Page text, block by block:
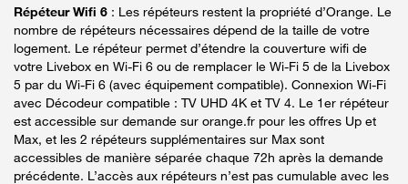
Répéteur Wifi 6 : Les répéteurs restent la propriété d’Orange. Le
nombre de répéteurs nécessaires dépend de la taille de votre
logement. Le répéteur permet d’étendre la couverture wifi de
votre Livebox en Wi-Fi 6 ou de remplacer le Wi-Fi 5 de la Livebox
5 par du Wi-Fi 6 (avec équipement compatible). Connexion Wi-Fi
avec Décodeur compatible : TV UHD 4K et TV 4. Le 1er répéteur
est accessible sur demande sur orange.fr pour les offres Up et
Max, et les 2 répéteurs supplémentaires sur Max sont
accessibles de manière séparée chaque 72h après la demande
précédente. L’accès aux répéteurs n’est pas cumulable avec les